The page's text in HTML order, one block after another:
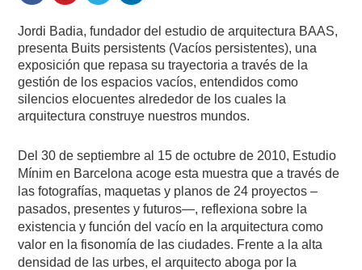
Jordi Badia, fundador del estudio de arquitectura BAAS,
presenta Buits persistents (Vacíos persistentes), una
exposición que repasa su trayectoria a través de la
gestión de los espacios vacíos, entendidos como
silencios elocuentes alrededor de los cuales la
arquitectura construye nuestros mundos.
Del 30 de septiembre al 15 de octubre de 2010, Estudio
Mínim en Barcelona acoge esta muestra que a través de
las fotografías, maquetas y planos de 24 proyectos –
pasados, presentes y futuros—, reflexiona sobre la
existencia y función del vacío en la arquitectura como
valor en la fisonomía de las ciudades. Frente a la alta
densidad de las urbes, el arquitecto aboga por la